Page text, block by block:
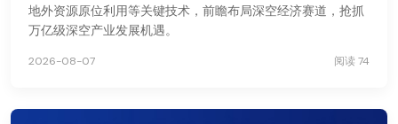
地外资源原位利用等关键技术，前瞻布局深空经济赛道，抢抓
万亿级深空产业发展机遇。
2026-08-07 阅读 74